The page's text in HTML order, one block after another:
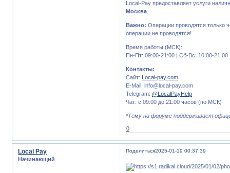
Local-Pay предоставляет услуги
Москва
Важно: Операции проводятся только
операции не проводятся!
Время работы (МСК):
Пн-Пт: 09:00-21:00 | Сб-Вс: 10:00-21:00
Контакты:
Сайт: Local-pay.com
E-Mail: info@local-pay.com
Telegram:@LocalPayHelp
Чат: с 09:00 до 21:00 часов (по МСК)
*Тему на форуме поддерживает
0
Поделиться2025-01-19 00:37:39
Local Pay
Начинающий